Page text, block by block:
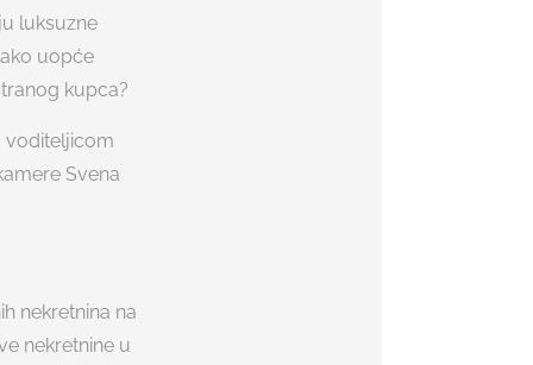
luksuzne
uopće
kupca?
voditeljicom
Svena
nekretnina na
nekretnine u